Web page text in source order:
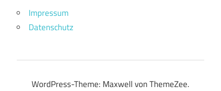
Impressum
Datenschutz
WordPress-Theme: Maxwell von ThemeZee.